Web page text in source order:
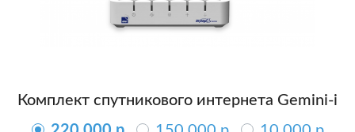
Комплект спутникового интернета Gemini-i